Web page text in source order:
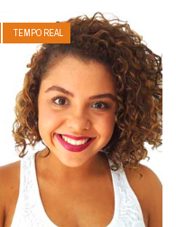
TEMPO REAL